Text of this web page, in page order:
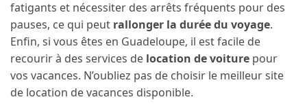
fatigants et nécessiter des arrêts fréquents pour des
pauses, ce qui peut rallonger la durée du voyage.
Enfin, si vous êtes en Guadeloupe, il est facile de
recourir à des services de location de voiture pour
vos vacances. N’oubliez pas de choisir le meilleur site
de location de vacances disponible.